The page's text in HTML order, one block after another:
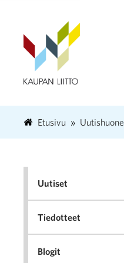
Etusivu Uutishuone
Uutiset
Tiedotteet
Blogit